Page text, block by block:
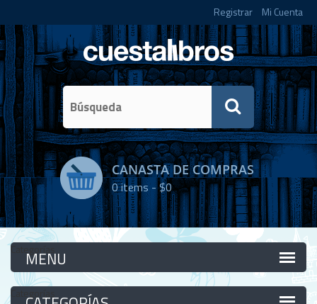
Registrar Mi Cuenta
CANASTA DE COMPRAS
0items -$0
Categorías
Categorías